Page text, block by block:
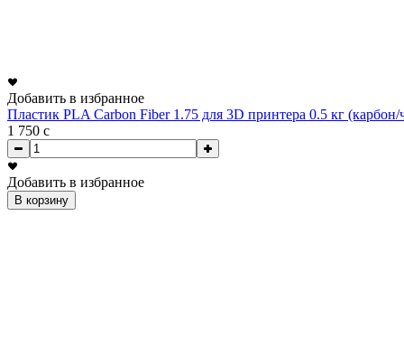
Добавить в избранное
Пластик PLA Carbon Fiber 1.75 для 3D принтера 0.5 кг
1 750 c
Добавить в избранное
В корзину